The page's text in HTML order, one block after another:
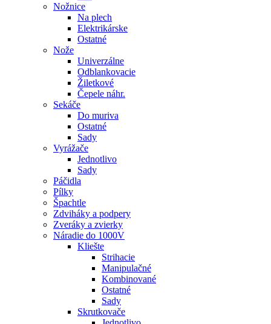
Nožnice
Na plech
Elektrikárske
Ostatné
Nože
Univerzálne
Odblankovacie
Žiletkové
Čepele náhr.
Sekáče
Do muriva
Ostatné
Sady
Vyrážače
Jednotlivo
Sady
Páčidla
Pílky
Špachtle
Zdviháky a podpery
Zveráky a zvierky
Náradie do 1000V
Kliešte
Strihacie
Manipulačné
Kombinované
Ostatné
Sady
Skrutkovače